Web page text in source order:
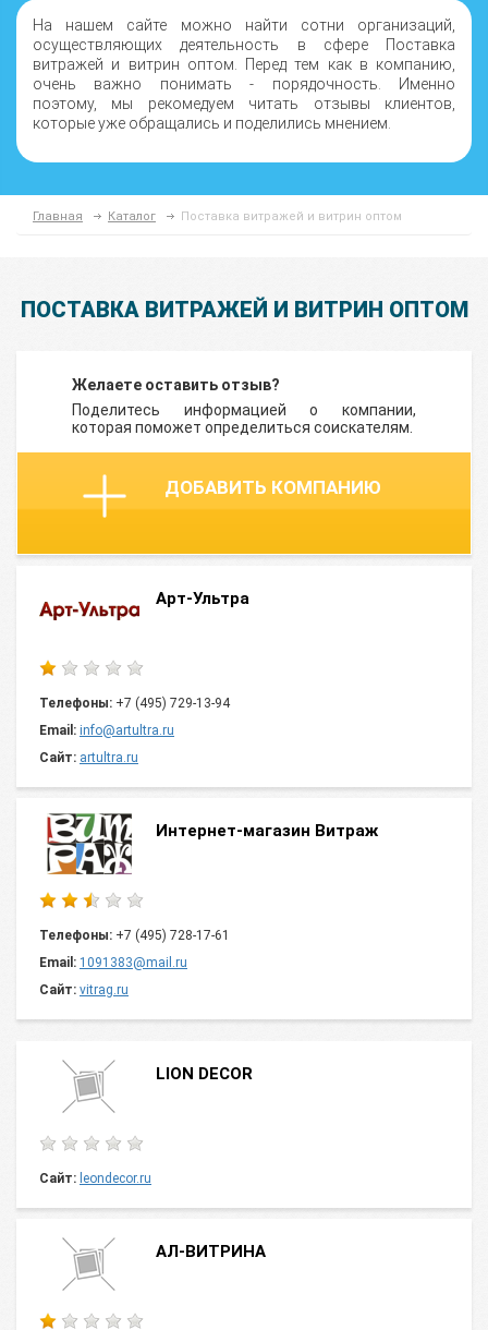
На нашем сайте можно найти сотни организаций,
осуществляющих деятельность в сфере Поставка
витражей и витрин оптом. Перед тем как в компанию,
очень важно понимать - порядочность. Именно
поэтому, мы рекомедуем читать отзывы клиентов,
которые уже обращались и поделились мнением.
Главная Каталог Поставка витражей и витрин оптом
ПОСТАВКА ВИТРАЖЕЙ И ВИТРИН ОПТОМ
Желаете оставить отзыв?
Поделитесь информацией о компании,
которая поможет определиться соискателям.
ДОБАВИТЬ КОМПАНИЮ
Арт-Ультра
Телефоны: +7 (495) 729-13-94
Email: info@artultra.ru
Сайт: artultra.ru
Интернет-магазин Витраж
Телефоны: +7 (495) 728-17-61
Email: 1091383@mail.ru
Сайт: vitrag.ru
LION DECOR
Сайт: leondecor.ru
АЛ-ВИТРИНА